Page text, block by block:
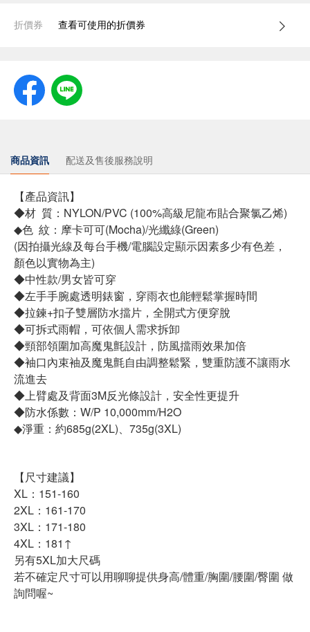
折價券 查看可使用的折價券
商品資訊 配送及售後服務說明
【產品資訊】
◆材 質：NYLON/PVC (100%高級尼龍布貼合聚氯乙烯)
◆色 紋：摩卡可可(Mocha)/光纖綠(Green)
(因拍攝光線及每台手機/電腦設定顯示因素多少有色差，
顏色以實物為主)
◆中性款/男女皆可穿
◆左手手腕處透明錶窗，穿雨衣也能輕鬆掌握時間
◆拉鍊+扣子雙層防水擋片，全開式方便穿脫
◆可拆式雨帽，可依個人需求拆卸
◆頸部領圍加高魔鬼氈設計，防風擋雨效果加倍
◆袖口內束袖及魔鬼氈自由調整鬆緊，雙重防護不讓雨水
流進去
◆上臂處及背面3M反光條設計，安全性更提升
◆防水係數：W/P 10,000mm/H2O
◆淨重：約685g(2XL)、735g(3XL)
【尺寸建議】
XL：151-160
2XL：161-170
3XL：171-180
4XL：181↑
另有5XL加大尺碼
若不確定尺寸可以用聊聊提供身高/體重/胸圍/腰圍/臀圍 做
詢問喔~